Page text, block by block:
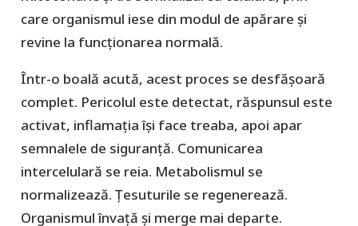
care organismul iese din modul de apărare și
revine la funcționarea normală.
Într-o boală acută, acest proces se desfășoară
complet. Pericolul este detectat, răspunsul este
activat, inflamația își face treaba, apoi apar
semnalele de siguranță. Comunicarea
intercelulară se reia. Metabolismul se
normalizează. Țesuturile se regenerează.
Organismul învață și merge mai departe.